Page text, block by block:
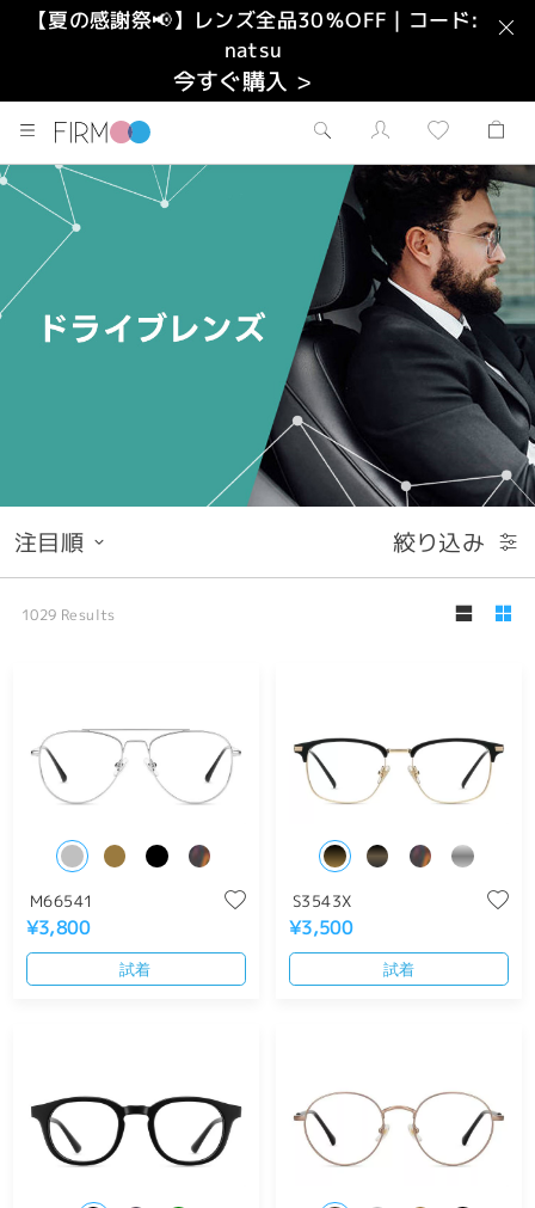
【夏の感謝祭📢】レンズ全品30％OFF｜コード:
natsu
今すぐ購入 >
注目順 絞り込み
1029 Results
M66541
¥3,800
試着
S3543X
¥3,500
試着